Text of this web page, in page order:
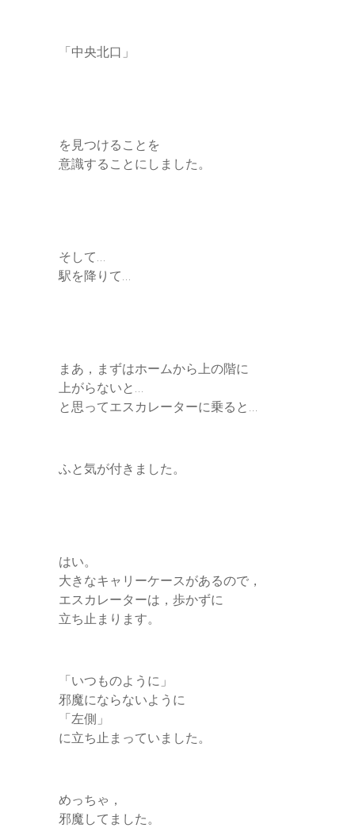
「中央北口」
を見つけることを
意識することにしました。
そして…
駅を降りて…
まあ，まずはホームから上の階に
上がらないと…
と思ってエスカレーターに乗ると…
ふと気が付きました。
はい。
大きなキャリーケースがあるので，
エスカレーターは，歩かずに
立ち止まります。
「いつものように」
邪魔にならないように
「左側」
に立ち止まっていました。
めっちゃ，
邪魔してました。